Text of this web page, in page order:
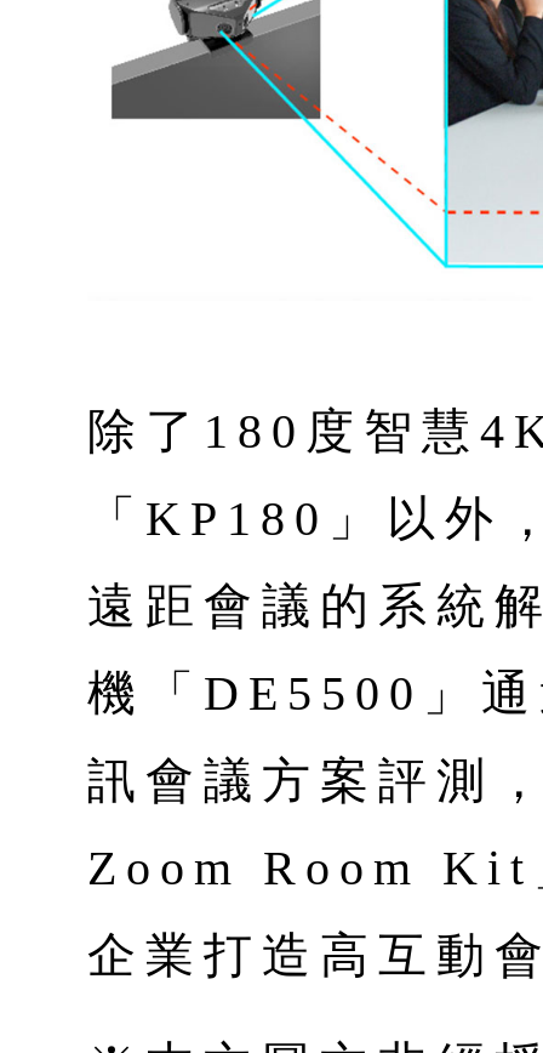
除了180度智慧
「KP180」以外
遠距會議的系統
機「DE5500」
訊會議方案評測
Zoom Room Kit
企業打造高互動